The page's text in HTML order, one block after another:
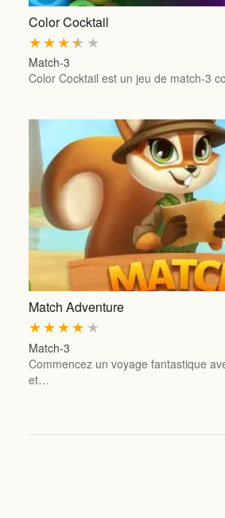
Color Cocktail
★
★
★
★
★
Match-3
Color Cocktail est un jeu de match-3
Match Adventure
★
★
★
★
★
Match-3
Commencez un voyage fantastique
et…